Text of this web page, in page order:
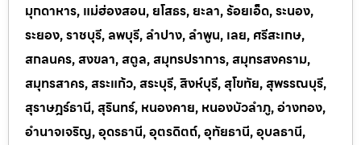
มุกดาหาร, แม่ฮ่องสอน, ยโสธร, ยะลา, ร้อยเอ็ด, ระนอง,
ระยอง, ราชบุรี, ลพบุรี, ลำปาง, ลำพูน, เลย, ศรีสะเกษ,
สกลนคร, สงขลา, สตูล, สมุทรปราการ, สมุทรสงคราม,
สมุทรสาคร, สระแก้ว, สระบุรี, สิงห์บุรี, สุโขทัย, สุพรรณบุรี,
สุราษฎร์ธานี, สุรินทร์, หนองคาย, หนองบัวลำภู, อ่างทอง,
อำนาจเจริญ, อุดรธานี, อุตรดิตถ์, อุทัยธานี, อุบลธานี,